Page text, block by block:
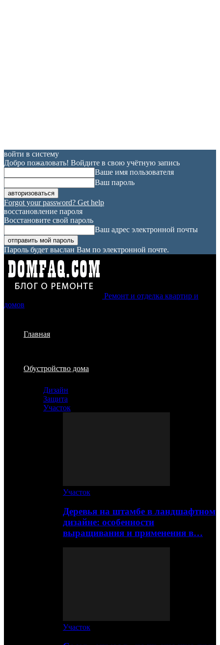
войти в систему
Добро пожаловать! Войдите в свою учётную запись
Ваше имя пользователя
Ваш пароль
Forgot your password? Get help
восстановление пароля
Восстановите свой пароль
Ваш адрес электронной почты
Пароль будет выслан Вам по электронной почте.
Ремонт и отделка квартир и
домов
Главная
Обустройство дома
Дизайн
Защита
Участок
Участок
Деревья на штамбе в ландшафтном
дизайне: особенности
выращивания и применения в…
Участок